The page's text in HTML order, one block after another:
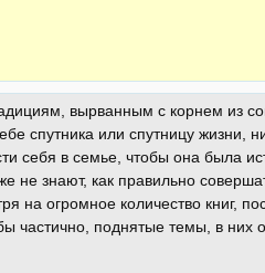
вырванным с корнем из
спутника или спутницу жизни,
себя в семье, чтобы она была
не знают, как правильно
на огромное количество книг,
поднятые темы, в них